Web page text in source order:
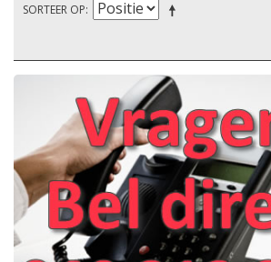
SORTEER OP